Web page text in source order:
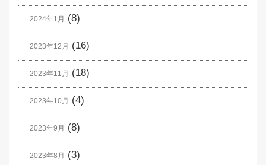
2024年1月 (8)
2023年12月 (16)
2023年11月 (18)
2023年10月 (4)
2023年9月 (8)
2023年8月 (3)